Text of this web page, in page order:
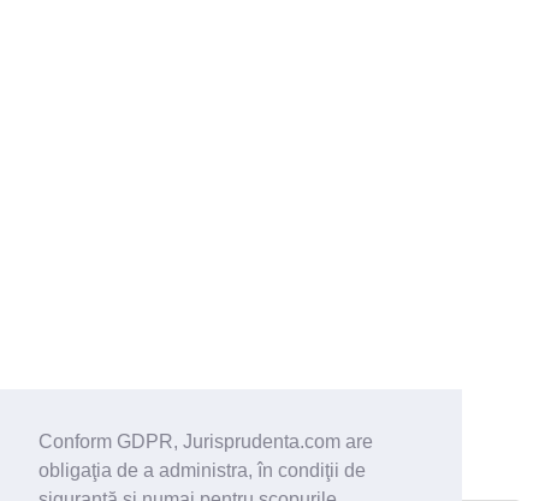
Conform GDPR, Jurisprudenta.com are
obligaţia de a administra, în condiţii de